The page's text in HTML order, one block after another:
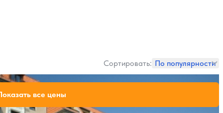
Сортировать: По популярности
42,900 ₽
49,900 ₽
все цены